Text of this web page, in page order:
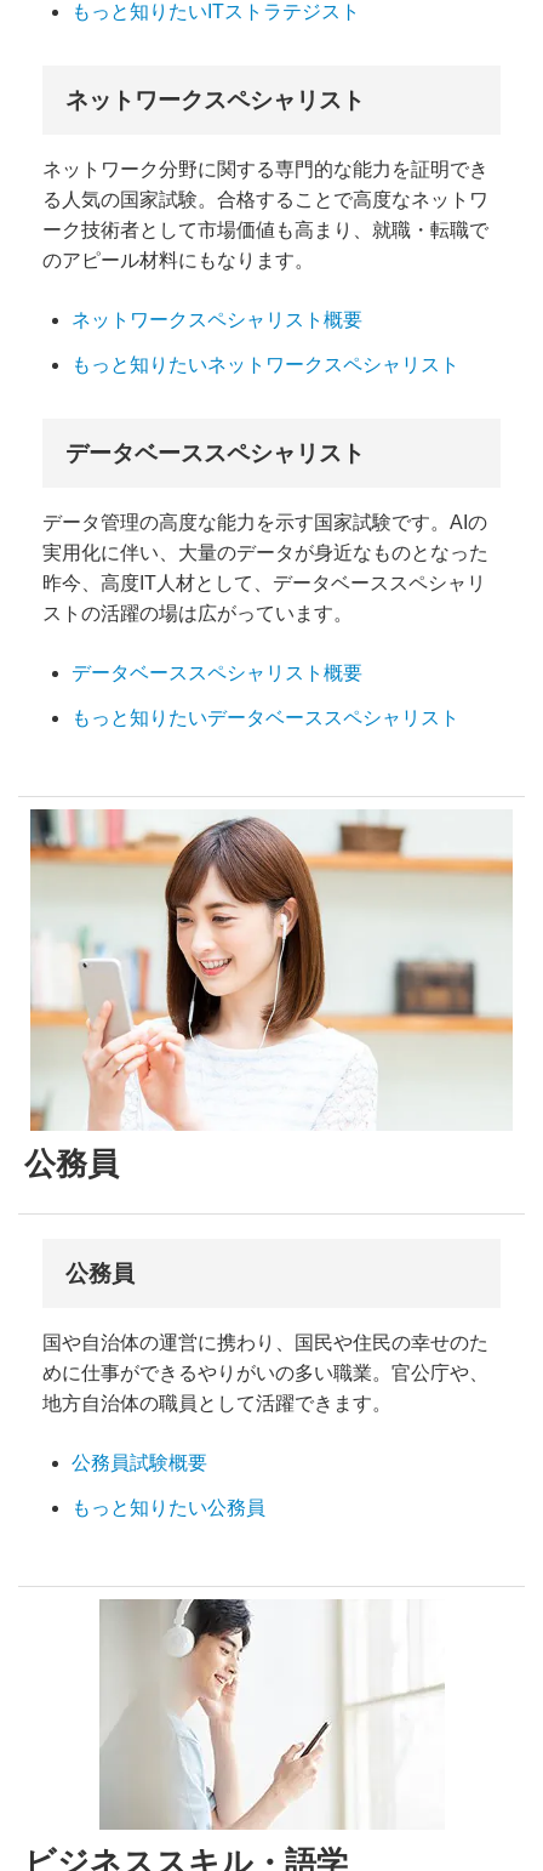
もっと知りたいITストラテジスト
ネットワークスペシャリスト
ネットワーク分野に関する専門的な能力を証明でき
る人気の国家試験。合格することで高度なネットワ
ーク技術者として市場価値も高まり、就職・転職で
のアピール材料にもなります。
ネットワークスペシャリスト概要
もっと知りたいネットワークスペシャリスト
データベーススペシャリスト
データ管理の高度な能力を示す国家試験です。AIの
実用化に伴い、大量のデータが身近なものとなった
昨今、高度IT人材として、データベーススペシャリ
ストの活躍の場は広がっています。
データベーススペシャリスト概要
もっと知りたいデータベーススペシャリスト
公務員
公務員
国や自治体の運営に携わり、国民や住民の幸せのた
めに仕事ができるやりがいの多い職業。官公庁や、
地方自治体の職員として活躍できます。
公務員試験概要
もっと知りたい公務員
ビジネススキル・語学